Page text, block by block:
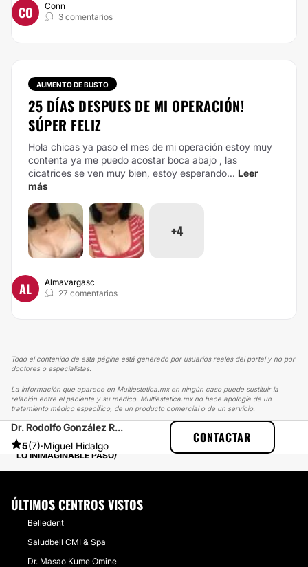
CO
Conn
3 comentarios
AUMENTO DE BUSTO
25 DÍAS DESPUES DE MI OPERACIÓN!
SÚPER FELIZ
Hola chicas ya paso el mes de mi operación estoy muy
contenta ya me puedo acostar boca abajo , las
cicatrices se ven muy bien, estoy esperando... Leer
más
+4
AL
Almavargasc
27 comentarios
Todo el contenido de esta página está generado por usuarios reales del portal y no por
doctores o especialistas.
La información que aparece en Multiestetica.mx en ningún caso puede sustituir la
relación entre el paciente y su médico. Multiestetica.mx no hace apología de un
tratamiento médico específico, de un producto comercial o de un servicio.
Dr. Rodolfo González R...
5(7)·Miguel Hidalgo
CONTACTAR
MULTIESTETICA
EXPERIENCIAS
EXPERIENCIAS SOBRE AUMENTO DE BUSTO
LO INIMAGINABLE PASÓ
ÚLTIMOS CENTROS VISTOS
Belledent
Saludbell CMI & Spa
Dr. Masao Kume Omine